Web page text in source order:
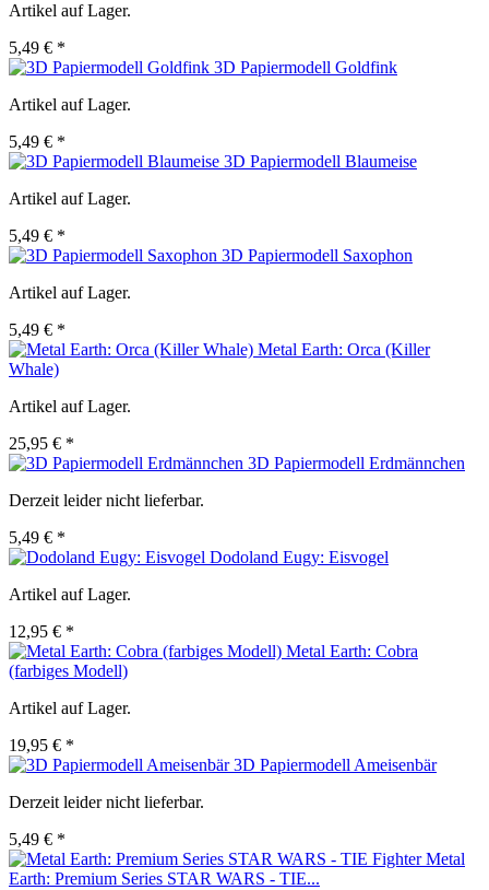
Artikel auf Lager.
5,49 € *
3D Papiermodell Goldfink
Artikel auf Lager.
5,49 € *
3D Papiermodell Blaumeise
Artikel auf Lager.
5,49 € *
3D Papiermodell Saxophon
Artikel auf Lager.
5,49 € *
Metal Earth: Orca (Killer
Whale)
Artikel auf Lager.
25,95 € *
3D Papiermodell Erdmännchen
Derzeit leider nicht lieferbar.
5,49 € *
Dodoland Eugy: Eisvogel
Artikel auf Lager.
12,95 € *
Metal Earth: Cobra
(farbiges Modell)
Artikel auf Lager.
19,95 € *
3D Papiermodell Ameisenbär
Derzeit leider nicht lieferbar.
5,49 € *
Metal
Earth: Premium Series STAR WARS - TIE...